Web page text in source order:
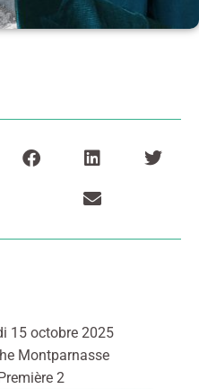
15 octobre 2025
Montparnasse
2